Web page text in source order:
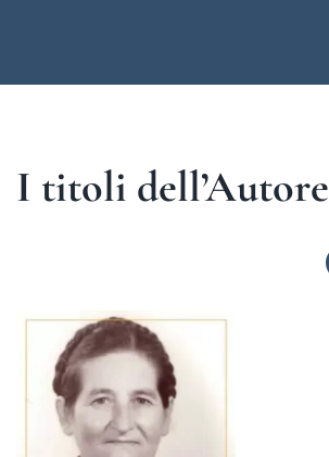
I titoli dell’Autore